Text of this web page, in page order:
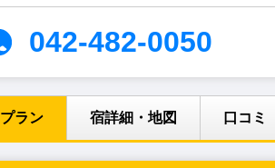
042-482-0050
プラン 宿詳細・地図 口コミ